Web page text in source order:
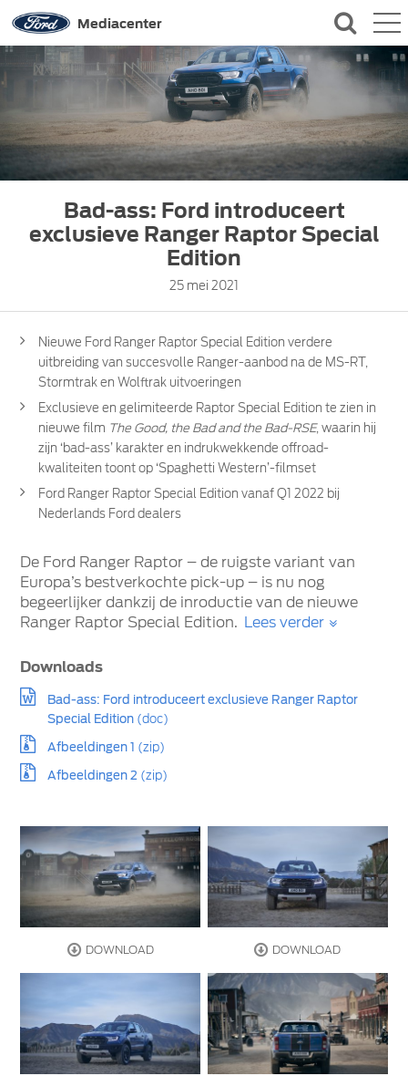
Mediacenter
CONTACT
Bad-ass: Ford introduceert
exclusieve Ranger Raptor Special
Edition
25 mei 2021
Nieuwe Ford Ranger Raptor Special Edition verdere
uitbreiding van succesvolle Ranger-aanbod na de MS-RT,
Stormtrak en Wolftrak uitvoeringen
Exclusieve en gelimiteerde Raptor Special Edition te zien in
nieuwe film The Good, the Bad and the Bad-RSE, waarin hij
zijn ‘bad-ass’ karakter en indrukwekkende offroad-
kwaliteiten toont op ‘Spaghetti Western’-filmset
Ford Ranger Raptor Special Edition vanaf Q1 2022 bij
Nederlands Ford dealers
De Ford Ranger Raptor – de ruigste variant van
Europa’s bestverkochte pick-up – is nu nog
begeerlijker dankzij de inroductie van de nieuwe
Ranger Raptor Special Edition. Lees verder
Downloads
Bad-ass: Ford introduceert exclusieve Ranger Raptor
Special Edition (doc)
Afbeeldingen 1 (zip)
Afbeeldingen 2 (zip)
DOWNLOAD DOWNLOAD